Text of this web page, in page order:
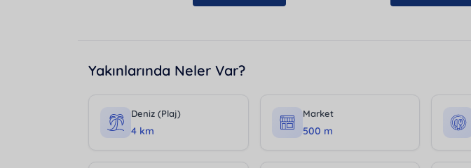
Yakınlarında Neler Var?
Deniz (Plaj)
4 km
Market
500 m